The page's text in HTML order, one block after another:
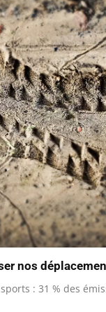
nos
: 31 % des